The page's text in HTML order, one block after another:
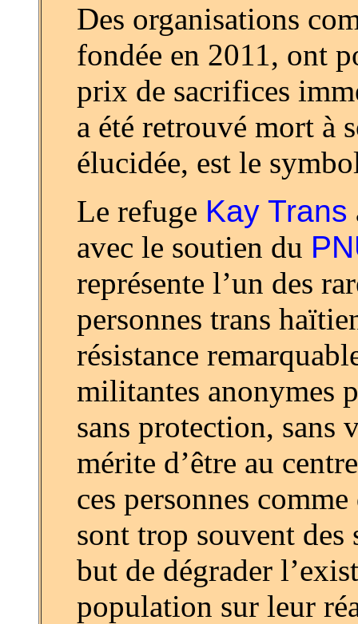
Des organisations
fondée en 2011, ont
prix de sacrifices
a été retrouvé mort à
élucidée, est le
Le refuge Kay Trans
avec le soutien du
représente l’un des
personnes trans
résistance
militantes anonymes
sans protection, sans
mérite d’être au
ces personnes
sont trop souvent des
but de dégrader
population sur leur